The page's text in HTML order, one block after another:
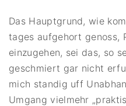
Das Hauptgrund, wie
tages aufgehort genoss,
einzugehen, sei das, so
geschmiert gar nicht
mich standig uff
Umgang vielmehr